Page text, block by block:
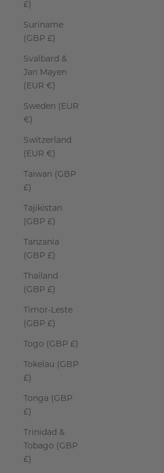
£)
Suriname
(GBP £)
Svalbard &
Jan Mayen
(EUR €)
Sweden (EUR
€)
Switzerland
(EUR €)
Taiwan (GBP
£)
Tajikistan
(GBP £)
Tanzania
(GBP £)
Thailand
(GBP £)
Timor-Leste
(GBP £)
Togo (GBP £)
Tokelau (GBP
£)
Tonga (GBP
£)
Trinidad &
Tobago (GBP
£)